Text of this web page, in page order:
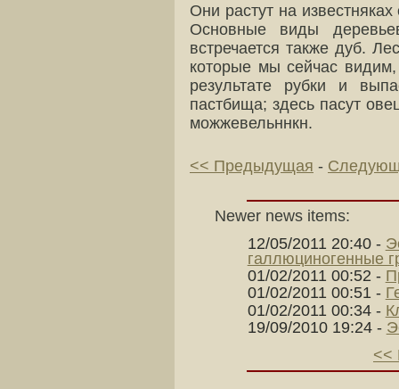
Они растут на
Основные виды
встречается также дуб.
которые мы сейчас
результате рубки и
пастбища; здесь пасут
можжевельннкн.
<< Предыдущая -
Newer news items:
12/05/2011 20:40-
галлюциногенные
01/02/2011 00:52 -
01/02/2011 00:51 -
01/02/2011 00:34-
19/09/2010 19:24-
<<